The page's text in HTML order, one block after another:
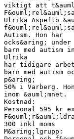
viktigt att
Ulrika Aspeflo
Autism. Hon har
ocks&aring;
barn med autism
Ulrika
har tidigare
barn med autism
p&aring;
50% i Varberg.
inom &auml;mnet.
Kostnad:
Personal 595 kr ex
300 inkl moms
M&aring;lgrupp: